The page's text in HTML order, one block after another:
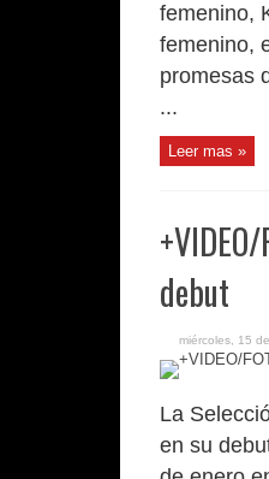
femenino,
femenino,
promesas
...
Leer mas »
debut
miércoles, 15
La
en su